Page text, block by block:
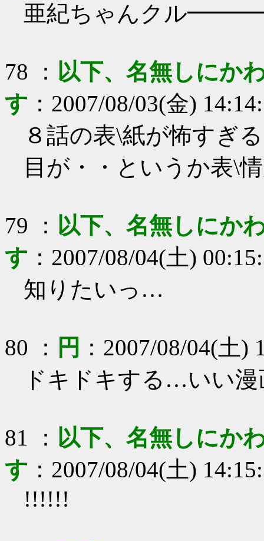
亜紀ちゃんクル
78 ： 以下、名無しにか
す ： 2007/08/03(金)
８話の表\紙が怖すぎる
目が・・というか表\
79 ： 以下、名無しにか
す ： 2007/08/04(土)
知りたいっ…
80 ： 円 ： 2007/08/04(土)
ドキドキする…いい漫
81 ： 以下、名無しにか
す ： 2007/08/04(土)
!!!!!!